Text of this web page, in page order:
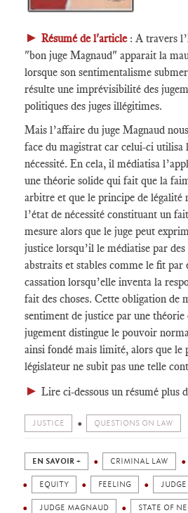
► Résumé de l'article: A travers
"bon juge Magnaud" apparait la
lorsque son sentimentalisme
résulte une imprévisibilité des
politiques des juges illégitimes.
Mais l’affaire du juge Magnaud
face du magistrat car celui-ci utilisa
nécessité. En cela, il médiatisa
une théorie solide qui fait que la
arbitre et que le principe de légalité
l’état de nécessité constituant un
mesure alors que le juge peut
justice lorsqu’il le médiatise par
abstraits et stables comme le fit par
cassation lorsqu’elle inventa la
fait des choses. Cette obligation de
sentiment de justice par une
jugement distingue le pouvoir
ainsi fondé mais limité, alors que
législateur ne subit pas une telle
► Lire ci-dessous un résumé plus
JUSTICE QUESTIONS ON LAW
EN SAVOIR + CRIMINAL LAW
EQUITY FEELING
JUDGE MAGNAUD STATE OF